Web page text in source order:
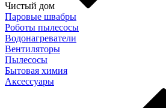
Чистый дом
Паровые швабры
Роботы пылесосы
Водонагреватели
Вентиляторы
Пылесосы
Бытовая химия
Аксессуары